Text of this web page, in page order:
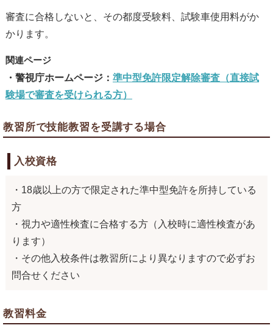
審査に合格しないと、その都度受験料、試験車使用料がか
かります。
警視庁ホームページ： 準中型免許限定解除審査（直接試
験場で審査を受けられる方）
教習所で技能教習を受講する場合
入校資格
・18歳以上の方で限定された準中型免許を所持している
方
・視力や適性検査に合格する方（入校時に適性検査があ
ります）
・その他入校条件は教習所により異なりますので必ずお
問合せください
教習料金